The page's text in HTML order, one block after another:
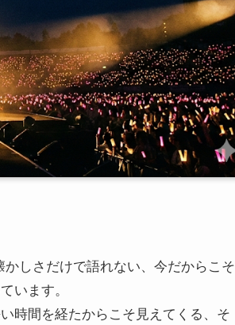
かしさだけで語れない、今だからこそ
います。
時間を経たからこそ見えてくる、そ